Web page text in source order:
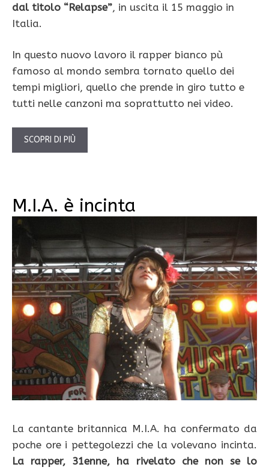
dal titolo “Relapse”, in uscita il 15 maggio in
Italia.
In questo nuovo lavoro il rapper bianco pù
famoso al mondo sembra tornato quello dei
tempi migliori, quello che prende in giro tutto e
tutti nelle canzoni ma soprattutto nei video.
SCOPRI DI PIÙ
M.I.A. è incinta
La cantante britannica M.I.A. ha confermato da
poche ore i pettegolezzi che la volevano incinta.
La rapper, 31enne, ha rivelato che non se lo